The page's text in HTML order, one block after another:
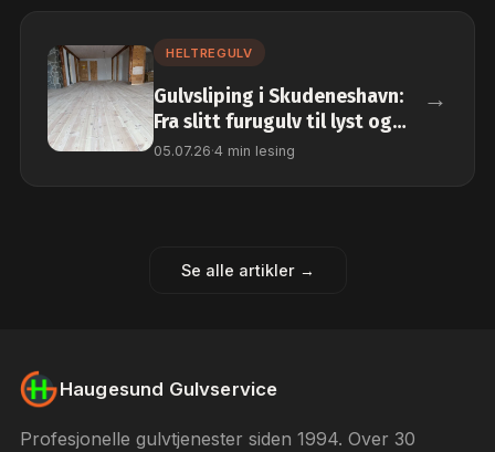
HELTREGULV
Gulvsliping i Skudeneshavn:
Fra slitt furugulv til lyst og
naturlig tregulv
05.07.26·4 min lesing
→
Se alle artikler →
Haugesund Gulvservice
Profesjonelle gulvtjenester siden 1994. Over 30